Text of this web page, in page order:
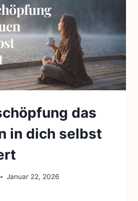
das
in dich selbst
Januar 22, 2026